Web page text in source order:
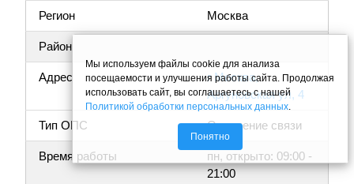
Регион Москва
Район
Адрес
г Москва,
Аргуновская ул, 4
Тип ОПС Отделение связи
Время работы
пн, открыто: 09:00 -
21:00
Мы используем файлы cookie для анализа
посещаемости и улучшения работы сайта. Продолжая
использовать сайт, вы соглашаетесь с нашей
Политикой обработки персональных данных.
Понятно